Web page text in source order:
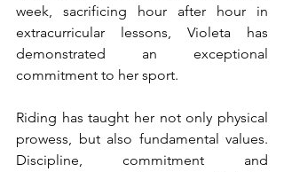
week, sacrificing hour after hour in
extracurricular lessons, Violeta has
demonstrated an exceptional
commitment to her sport.
Riding has taught her not only physical
prowess, but also fundamental values.
Discipline, commitment and